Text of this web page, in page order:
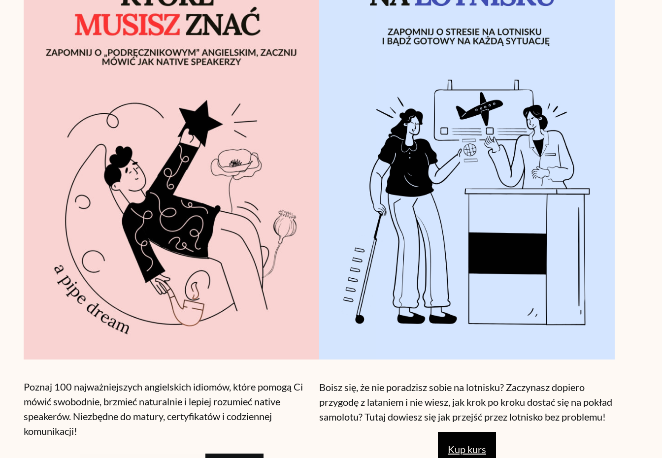
Poznaj 100 najważniejszych angielskich idiomów, które pomogą Ci
mówić swobodnie, brzmieć naturalnie i lepiej rozumieć native
speakerów. Niezbędne do matury, certyfikatów i codziennej
komunikacji!
Boisz się, że nie poradzisz sobie na lotnisku? Zaczynasz dopiero
przygodę z lataniem i nie wiesz, jak krok po kroku dostać się na pokład
samolotu? Tutaj dowiesz się jak przejść przez lotnisko bez problemu!
Kup kurs